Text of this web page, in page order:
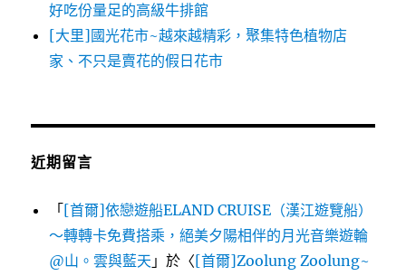
好吃份量足的高級牛排館
[大里]國光花市~越來越精彩，聚集特色植物店
家、不只是賣花的假日花市
近期留言
「[首爾]依戀遊船ELAND CRUISE（漢江遊覽船）
～轉轉卡免費搭乘，絕美夕陽相伴的月光音樂遊輪
@山。雲與藍天 」於〈[首爾]Zoolung Zoolung~